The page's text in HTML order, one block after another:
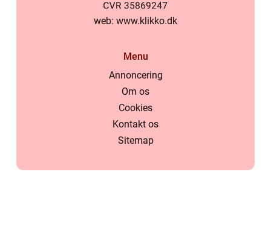
web: www.klikko.dk
Menu
Annoncering
Om os
Cookies
Kontakt os
Sitemap